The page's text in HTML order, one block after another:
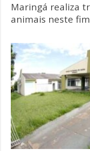
Maringá realiza
animais neste